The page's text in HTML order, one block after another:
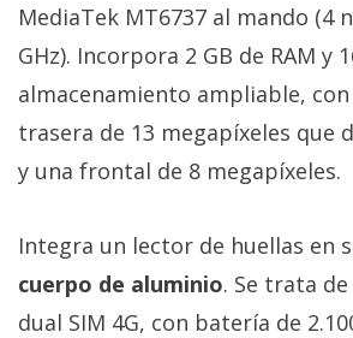
MediaTek MT6737 al mando (4
GHz). Incorpora 2 GB de RAM y
almacenamiento ampliable,
trasera de 13 megapíxeles que
y una frontal de 8 megapíxeles.
Integra un lector de huellas en
cuerpo de aluminio. Se trata
dual SIM 4G, con batería de